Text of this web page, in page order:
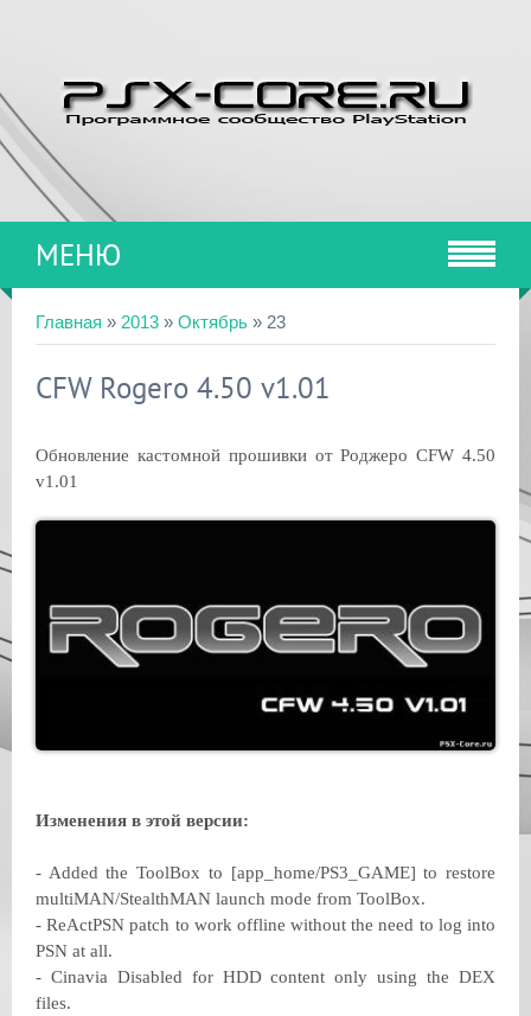
МЕНЮ
Главная » 2013 » Октябрь » 23
CFW Rogero 4.50 v1.01
Обновление кастомной прошивки от Роджеро CFW 4.50
v1.01
Изменения в этой версии:
- Added the ToolBox to [app_home/PS3_GAME] to restore
multiMAN/StealthMAN launch mode from ToolBox.
- ReActPSN patch to work offline without the need to log into
PSN at all.
- Cinavia Disabled for HDD content only using the DEX
files.